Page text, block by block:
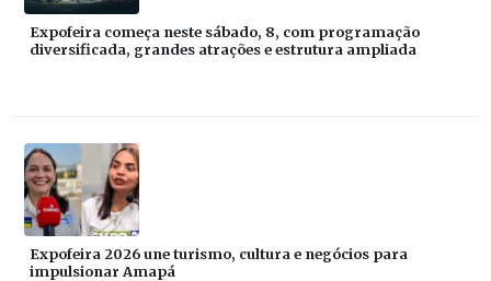
Expofeira começa neste sábado, 8, com programação
diversificada, grandes atrações e estrutura ampliada
Expofeira 2026 une turismo, cultura e negócios para
impulsionar Amapá